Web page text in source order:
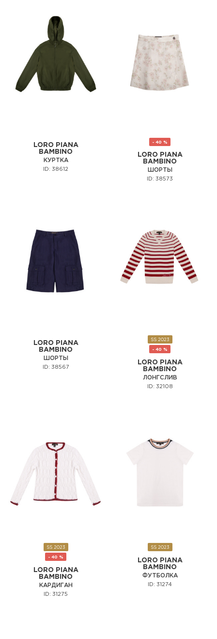
LORO PIANA
BAMBINO
КУРТКА
ID: 38612
- 40 %
LORO PIANA
BAMBINO
ШОРТЫ
ID: 38573
LORO PIANA
BAMBINO
ШОРТЫ
ID: 38567
SS 2023
- 40 %
LORO PIANA
BAMBINO
ЛОНГСЛИВ
ID: 32108
SS 2023
- 40 %
LORO PIANA
BAMBINO
КАРДИГАН
ID: 31275
SS 2023
LORO PIANA
BAMBINO
ФУТБОЛКА
ID: 31274